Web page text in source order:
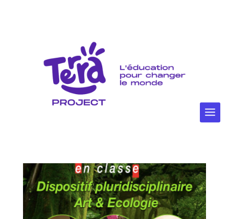
Enseignants
Affichage de 1–9 sur 14 résultats